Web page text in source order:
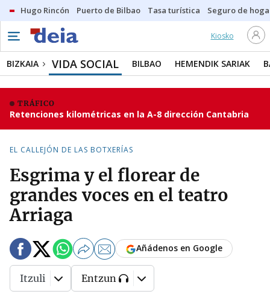
Hugo Rincón Puerto de Bilbao Tasa turística Seguro de
Kiosko
BIZKAIA VIDA SOCIAL BILBAO HEMENDIK SARIAK
TRÁFICO
Retenciones kilométricas en la A-8 dirección Cantabria
EL CALLEJÓN DE LAS BOTXERÍAS
Esgrima y el florear de
grandes voces en el teatro
Arriaga
Añádenos en Google
Itzuli Entzun